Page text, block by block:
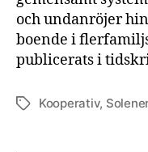
och undanröjer
boende i
publicerats i
EtiketterKooperativ,